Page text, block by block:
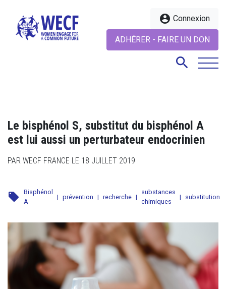
account_circle Connexion
ADHÉRER - FAIRE UN DON
search
search
Le bisphénol S, substitut du bisphénol A
est lui aussi un perturbateur endocrinien
PAR WECF FRANCE LE 18 JUILLET 2019
local_offer
Bisphénol
A
| prévention | recherche |
substances
chimiques
| substitution